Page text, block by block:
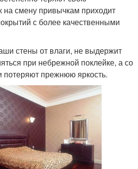
на смену привычкам приходит
с более качественными
стены от влаги, не выдержит
при небрежной поклейке, а со
потеряют прежнюю яркость.